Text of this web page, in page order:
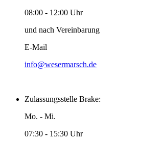
08:00 - 12:00 Uhr
und nach Vereinbarung
E-Mail
info@wesermarsch.de
Zulassungsstelle Brake:
Mo. - Mi.
07:30 - 15:30 Uhr